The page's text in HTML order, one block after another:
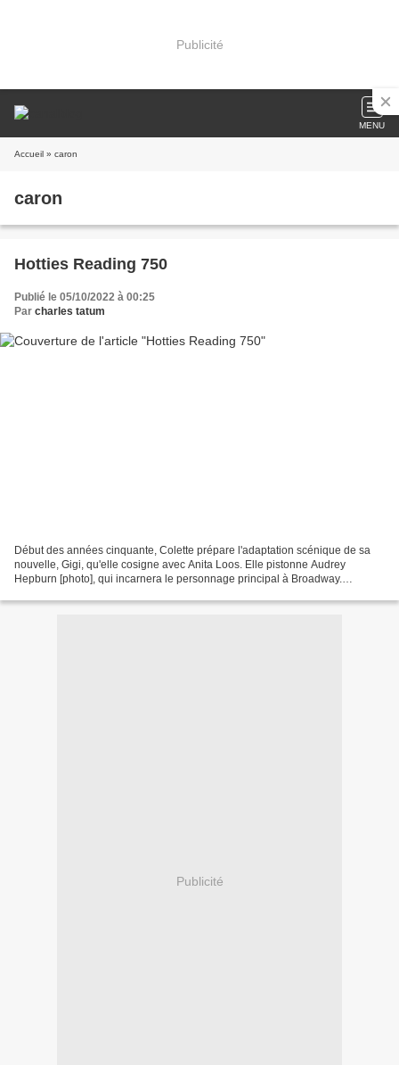
Publicité
MENU
Accueil » caron
caron
Hotties Reading 750
Publié le 05/10/2022 à 00:25
Par charles tatum
Début des années cinquante, Colette prépare l'adaptation scénique de sa
nouvelle, Gigi, qu'elle cosigne avec Anita Loos. Elle pistonne Audrey
Hepburn [photo], qui incarnera le personnage principal à Broadway.
Publicité